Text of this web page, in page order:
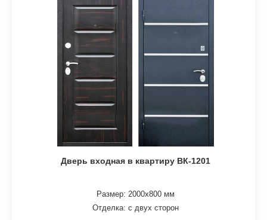
Дверь входная в квартиру ВК-1201
Размер: 2000х800 мм
Отделка: с двух сторон